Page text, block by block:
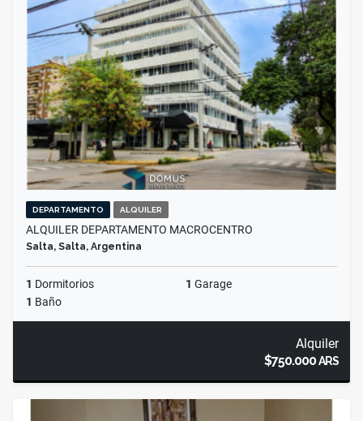
DEPARTAMENTO ALQUILER
ALQUILER DEPARTAMENTO MACROCENTRO
Salta, Salta, Argentina
1 Dormitorios 1 Garage
1 Baño
Alquiler
$750.000ARS